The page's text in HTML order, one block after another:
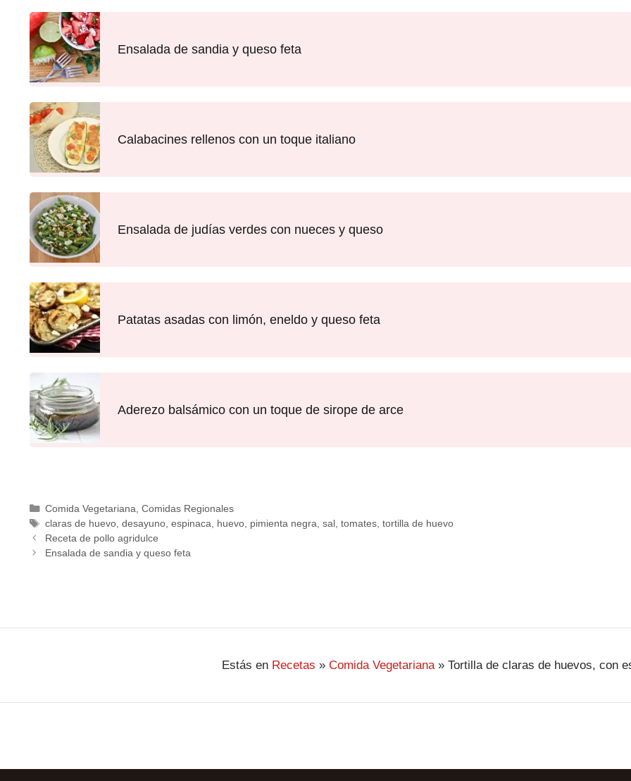
Ensalada de sandia y queso feta
Calabacines rellenos con un toque italiano
Ensalada de judías verdes con nueces y queso
Patatas asadas con limón, eneldo y queso feta
Aderezo balsámico con un toque de sirope de arce
Comida Vegetariana, Comidas Regionales
claras de huevo, desayuno, espinaca, huevo, pimienta negra, sal, tomates, tortilla de huevo
Receta de pollo agridulce
Ensalada de sandia y queso feta
Estás en Recetas » Comida Vegetariana» Tortilla de claras de huevos, con